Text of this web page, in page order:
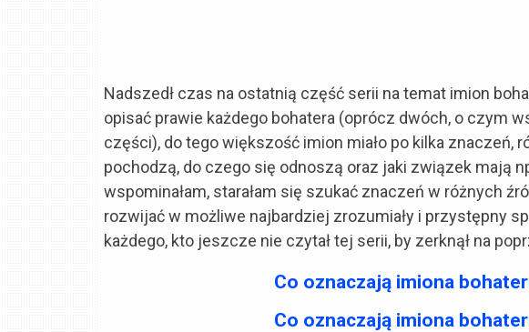
Nadszedł czas na ostatnią część serii na temat imion
opisać prawie każdego bohatera (oprócz dwóch, o czym
części), do tego większość imion miało po kilka znaczeń,
pochodzą, do czego się odnoszą oraz jaki związek mają
wspominałam, starałam się szukać znaczeń w różnych
rozwijać w możliwe najbardziej zrozumiały i przystępny
każdego, kto jeszcze nie czytał tej serii, by zerknął na
Co oznaczają imiona
Co oznaczają imiona